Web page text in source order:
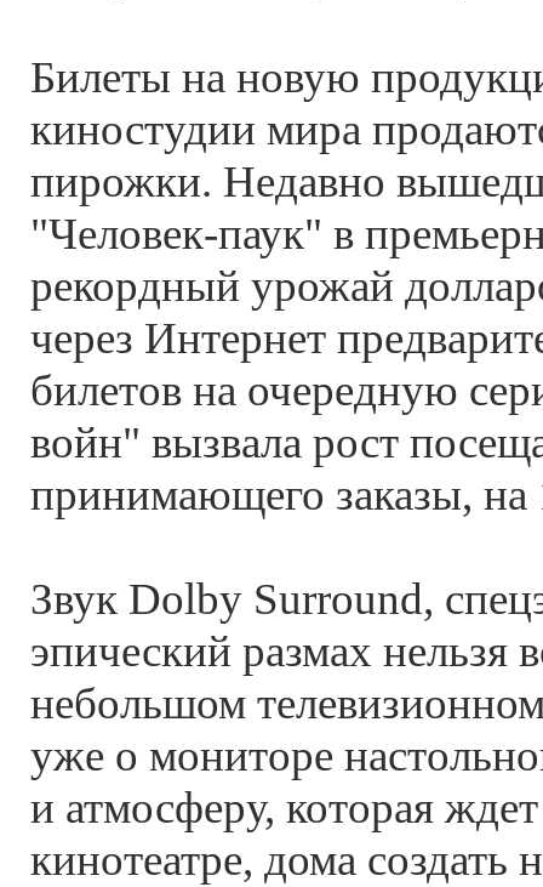
Билеты на новую
киностудии мира
пирожки. Недавно
"Человек-паук" в
рекордный урожай
через Интернет
билетов на очередную
войн" вызвала рост
принимающего заказы, на
Звук Dolby Surround,
эпический размах нельзя
небольшом
уже о мониторе
и атмосферу, которая
кинотеатре, дома создать